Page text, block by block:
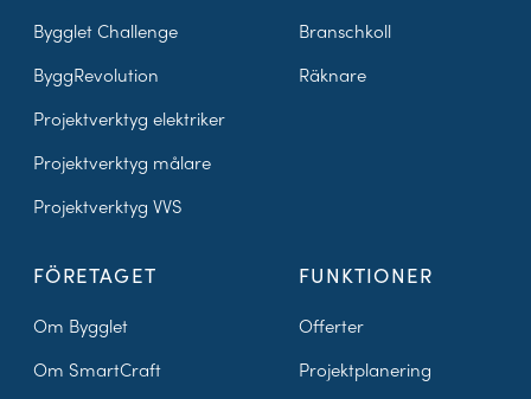
Bygglet Challenge
ByggRevolution
Projektverktyg elektriker
Projektverktyg målare
Projektverktyg VVS
Branschkoll
Räknare
FÖRETAGET
Om Bygglet
Om SmartCraft
FUNKTIONER
Offerter
Projektplanering